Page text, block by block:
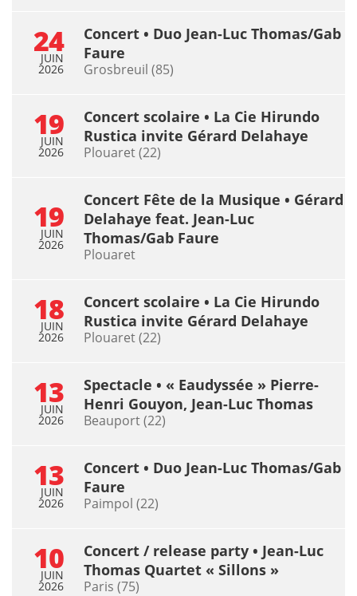
24
JUIN
2026
Concert • Duo Jean-Luc Thomas/Gab
Faure
Grosbreuil (85)
19
JUIN
2026
Concert scolaire • La Cie Hirundo
Rustica invite Gérard Delahaye
Plouaret (22)
19
JUIN
2026
Concert Fête de la Musique • Gérard
Delahaye feat. Jean-Luc
Thomas/Gab Faure
Plouaret
18
JUIN
2026
Concert scolaire • La Cie Hirundo
Rustica invite Gérard Delahaye
Plouaret (22)
13
JUIN
2026
Spectacle • « Eaudyssée » Pierre-
Henri Gouyon, Jean-Luc Thomas
Beauport (22)
13
JUIN
2026
Concert • Duo Jean-Luc Thomas/Gab
Faure
Paimpol (22)
10
JUIN
2026
Concert / release party • Jean-Luc
Thomas Quartet « Sillons »
Paris (75)